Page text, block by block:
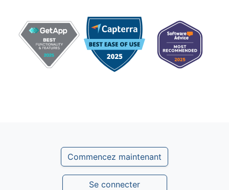
Commencez maintenant
Se connecter